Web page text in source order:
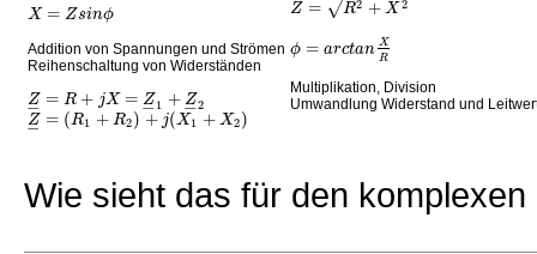
X = Zsinϕ
Addition von Spannungen und Strömen
Reihenschaltung von Widerständen
Z
− = R + jX = Z
−1 + Z
−2
Z
− = (R1 +R2)+j(X1 +X2)
Z = R2 +X2
√
ϕ = arctan X
R
Multiplikation, Division
Umwandlung Widerstand und
Wie sieht das für den